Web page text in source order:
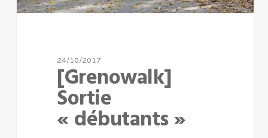
24/10/2017
[Grenowalk]
Sortie
« débutants »